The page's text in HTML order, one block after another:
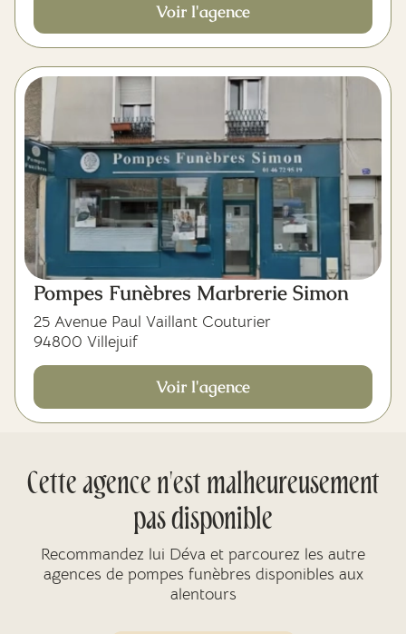
Voir l'agence
Pompes Funèbres Marbrerie Simon
25 Avenue Paul Vaillant Couturier
94800 Villejuif
Voir l'agence
Cette agence n'est malheureusement
pas disponible
Recommandez lui Déva et parcourez les autre
agences de pompes funèbres disponibles aux
alentours